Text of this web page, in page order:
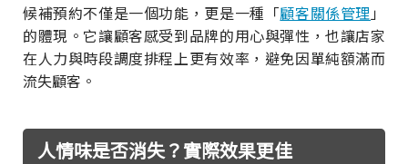
候補預約不僅是一個功能，更是一種「顧客關係管理 」
的體現。它讓顧客感受到品牌的用心與彈性，也讓店家
在人力與時段調度排程上更有效率，避免因單純額滿而
流失顧客。
人情味是否消失？實際效果更佳